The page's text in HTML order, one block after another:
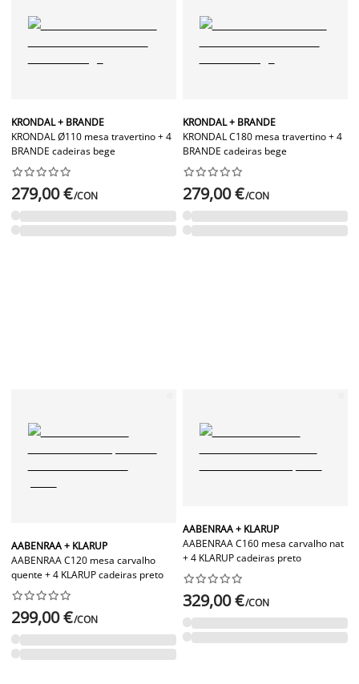
KRONDAL + BRANDE
KRONDAL Ø110 mesa travertino + 4
BRANDE cadeiras bege






279,00 €/CON
KRONDAL + BRANDE
KRONDAL C180 mesa travertino + 4
BRANDE cadeiras bege






279,00 €/CON
AABENRAA + KLARUP
AABENRAA C120 mesa carvalho
quente + 4 KLARUP cadeiras preto






299,00 €/CON
AABENRAA + KLARUP
AABENRAA C160 mesa carvalho nat
+ 4 KLARUP cadeiras preto






329,00 €/CON